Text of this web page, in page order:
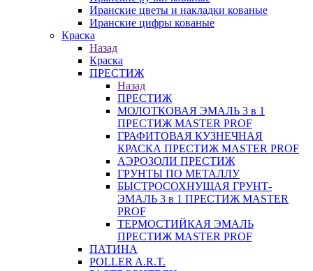
Иранские цветы и накладки кованые
Иранские цифры кованые
Краска
Назад
Краска
ПРЕСТИЖ
Назад
ПРЕСТИЖ
МОЛОТКОВАЯ ЭМАЛЬ 3 в 1
ПРЕСТИЖ MASTER PROF
ГРАФИТОВАЯ КУЗНЕЧНАЯ
КРАСКА ПРЕСТИЖ MASTER PROF
АЭРОЗОЛИ ПРЕСТИЖ
ГРУНТЫ ПО МЕТАЛЛУ
БЫСТРОСОХНУЩАЯ ГРУНТ-
ЭМАЛЬ 3 в 1 ПРЕСТИЖ MASTER
PROF
ТЕРМОСТИЙКАЯ ЭМАЛЬ
ПРЕСТИЖ MASTER PROF
ПАТИНА
POLLER A.R.T.